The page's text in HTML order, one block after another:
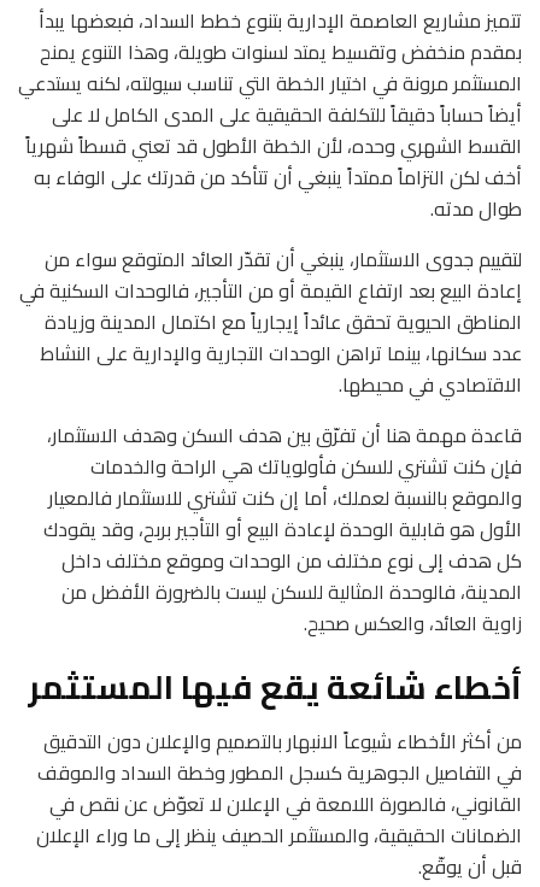
تتميز مشاريع العاصمة الإدارية بتنوع خطط السداد، فبعضها يبدأ
بمقدم منخفض وتقسيط يمتد لسنوات طويلة، وهذا التنوع يمنح
المستثمر مرونة في اختيار الخطة التي تناسب سيولته، لكنه يستدعي
أيضاً حساباً دقيقاً للتكلفة الحقيقية على المدى الكامل لا على
القسط الشهري وحده، لأن الخطة الأطول قد تعني قسطاً شهرياً
أخف لكن التزاماً ممتداً ينبغي أن تتأكد من قدرتك على الوفاء به
طوال مدته.
لتقييم جدوى الاستثمار، ينبغي أن تقدّر العائد المتوقع سواء من
إعادة البيع بعد ارتفاع القيمة أو من التأجير، فالوحدات السكنية في
المناطق الحيوية تحقق عائداً إيجارياً مع اكتمال المدينة وزيادة
عدد سكانها، بينما تراهن الوحدات التجارية والإدارية على النشاط
الاقتصادي في محيطها.
قاعدة مهمة هنا أن تفرّق بين هدف السكن وهدف الاستثمار،
فإن كنت تشتري للسكن فأولوياتك هي الراحة والخدمات
والموقع بالنسبة لعملك، أما إن كنت تشتري للاستثمار فالمعيار
الأول هو قابلية الوحدة لإعادة البيع أو التأجير بربح، وقد يقودك
كل هدف إلى نوع مختلف من الوحدات وموقع مختلف داخل
المدينة، فالوحدة المثالية للسكن ليست بالضرورة الأفضل من
زاوية العائد، والعكس صحيح.
أخطاء شائعة يقع فيها المستثمر
من أكثر الأخطاء شيوعاً الانبهار بالتصميم والإعلان دون التدقيق
في التفاصيل الجوهرية كسجل المطور وخطة السداد والموقف
القانوني، فالصورة اللامعة في الإعلان لا تعوّض عن نقص في
الضمانات الحقيقية، والمستثمر الحصيف ينظر إلى ما وراء الإعلان
قبل أن يوقّع.